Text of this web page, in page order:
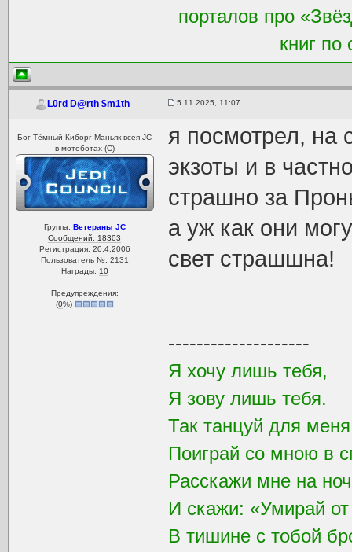
порталов про
книг по
L0rd D@rth $m1th 5.11.2025, 11:07
Бог Тёмный Киборг-Маньяк всея JC
в мотоботах (С)
Группа: Ветераны JC
Сообщений: 18303
Регистрация: 20.4.2006
Пользователь №: 2131
Награды: 10
Предупреждения:
(0%)
я посмотрел, на
экзоты и в
страшно за
а уж как они
свет страшшна!
--------------------
Я хочу лишь тебя,
Я зову лишь тебя.
Так танцуй для
Поиграй со мною в
Расскажи мне на
И скажи: «Умирай
В тишине с тобой